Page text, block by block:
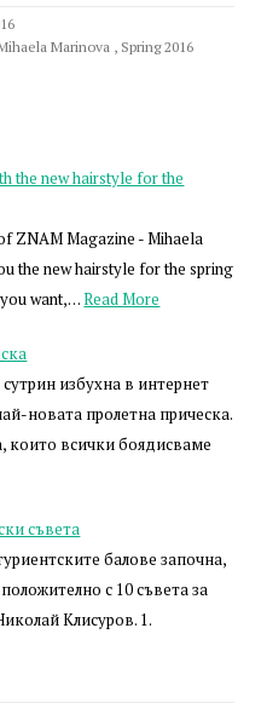
Marinova , Spring 2016
the new hairstyle for the
ZNAM Magazine - Mihaela
the new hairstyle for the spring
want,…Read More
избухна в интернет
новата пролетна прическа.
които всички боядисваме
съвета
балове започна,
с 10 съвета за
Клисуров. 1.